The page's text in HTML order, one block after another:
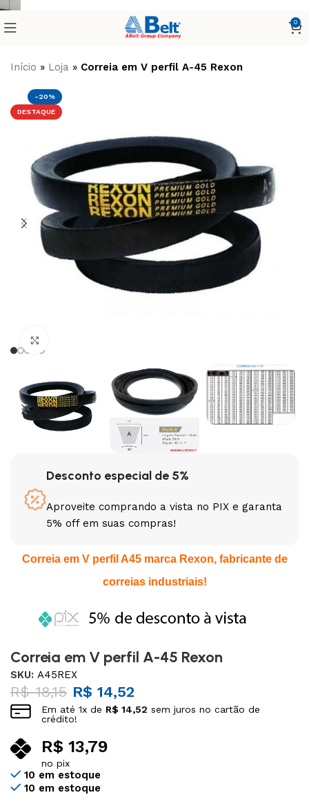
0
Início » Loja » Correia em V perfil A-45 Rexon
-20%
DESTAQUE
Desconto especial de 5%
Aproveite comprando a vista no PIX e garanta
5% off em suas compras!
Correia em V perfil A45 marca Rexon, fabricante de
correias industriais!
Correia em V perfil A-45 Rexon
SKU:A45REX
R$18,15 R$ 14,52
Em até1x de R$ 14,52 sem juros no cartão de
crédito!
R$ 13,79
no pix
10 em estoque
10 em estoque